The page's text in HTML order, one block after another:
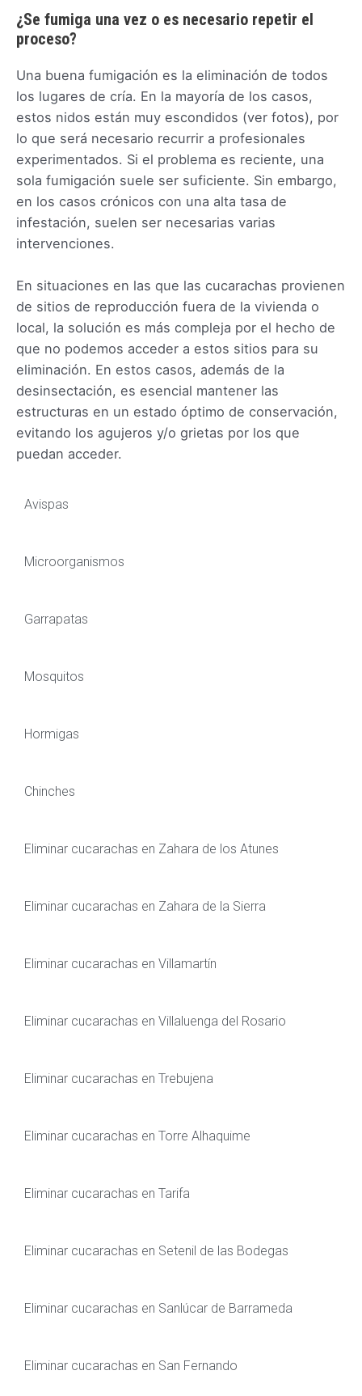
¿Se fumiga una vez o es necesario repetir el
proceso?
Una buena fumigación es la eliminación de todos
los lugares de cría. En la mayoría de los casos,
estos nidos están muy escondidos (ver fotos), por
lo que será necesario recurrir a profesionales
experimentados. Si el problema es reciente, una
sola fumigación suele ser suficiente. Sin embargo,
en los casos crónicos con una alta tasa de
infestación, suelen ser necesarias varias
intervenciones.
En situaciones en las que las cucarachas provienen
de sitios de reproducción fuera de la vivienda o
local, la solución es más compleja por el hecho de
que no podemos acceder a estos sitios para su
eliminación. En estos casos, además de la
desinsectación, es esencial mantener las
estructuras en un estado óptimo de conservación,
evitando los agujeros y/o grietas por los que
puedan acceder.
Avispas
Microorganismos
Garrapatas
Mosquitos
Hormigas
Chinches
Eliminar cucarachas en Zahara de los Atunes
Eliminar cucarachas en Zahara de la Sierra
Eliminar cucarachas en Villamartín
Eliminar cucarachas en Villaluenga del Rosario
Eliminar cucarachas en Trebujena
Eliminar cucarachas en Torre Alhaquime
Eliminar cucarachas en Tarifa
Eliminar cucarachas en Setenil de las Bodegas
Eliminar cucarachas en Sanlúcar de Barrameda
Eliminar cucarachas en San Fernando